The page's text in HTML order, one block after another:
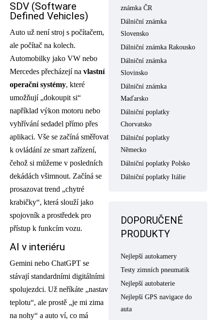
SDV (Software
Defined Vehicles)
Auto už není stroj s počítačem,
ale počítač na kolech.
Automobilky jako VW nebo
Mercedes přecházejí na vlastní
operační systémy, které
umožňují „dokoupit si“
například výkon motoru nebo
vyhřívání sedadel přímo přes
aplikaci. Vše se začíná směřovat
k ovládání ze smart zařízení,
čehož si můžeme v posledních
dekádách všimnout. Začíná se
prosazovat trend „chytré
krabičky“, která slouží jako
spojovník a prostředek pro
přístup k funkcím vozu.
AI v interiéru
Gemini nebo ChatGPT se
stávají standardními digitálními
spolujezdci. Už neříkáte „nastav
teplotu“, ale prostě „je mi zima
na nohy“ a auto ví, co má
známka ČR
Dálniční známka
Slovensko
Dálniční známka Rakousko
Dálniční známka
Slovinsko
Dálniční známka
Maďarsko
Dálniční poplatky
Chorvatsko
Dálniční poplatky
Německo
Dálniční poplatky Polsko
Dálniční poplatky Itálie
DOPORUČENÉ
PRODUKTY
Nejlepší autokamery
Testy zimních pneumatik
Nejlepší autobaterie
Nejlepší GPS navigace do
auta